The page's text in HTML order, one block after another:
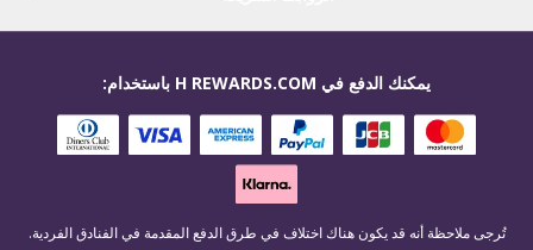
يمكنك الدفع في H REWARDS.COM باستخدام:
تُرجى ملاحظة أنه قد يكون هناك اختلاف في طرق الدفع المقدمة في الفنادق الفردية.